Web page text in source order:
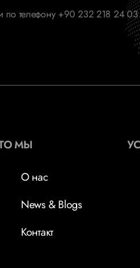
телефону +90 232 218 24
МЫ
О нас
News & Blogs
Контакт